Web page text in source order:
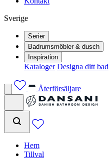
Sverige
Serier
Badrumsmöbler & dusch
Inspiration
Kataloger Designa ditt bad
Återförsäljare
Hem
Tillval